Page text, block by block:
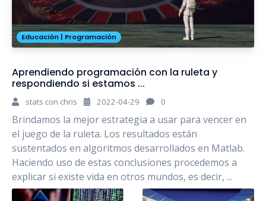
Educación | Programación
Aprendiendo programación con la ruleta y
respondiendo si estamos ...
stats con chris 2022-04-29 0
Brindamos la mejor estrategia a usar para vencer en
el juego de la ruleta. Los resultados están
sustentados en algoritmos desarrollados en Matlab.
Haciendo uso de estas conclusiones procedemos a
explicar si existe vida en otros mundos, es decir, ...